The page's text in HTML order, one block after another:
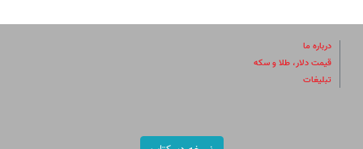
درباره ما
قیمت دلار، طلا و سکه
تبلیغات